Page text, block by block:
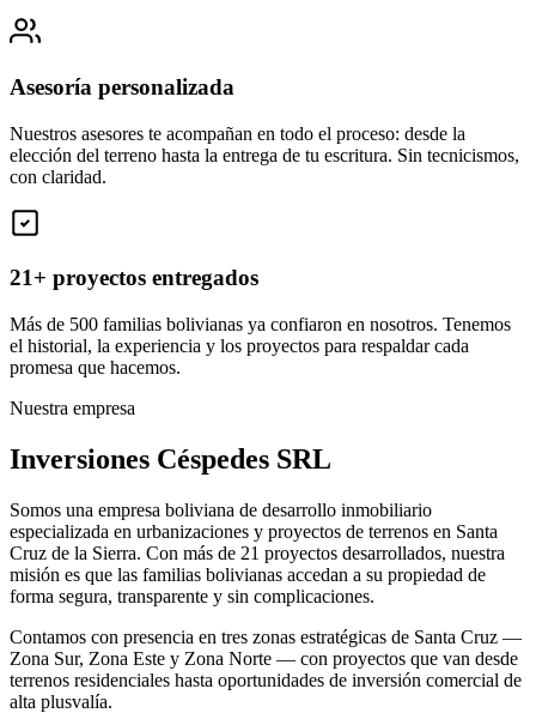
Asesoría personalizada
Nuestros asesores te acompañan en todo el proceso: desde la
elección del terreno hasta la entrega de tu escritura. Sin tecnicismos,
con claridad.
21+ proyectos entregados
Más de 500 familias bolivianas ya confiaron en nosotros. Tenemos
el historial, la experiencia y los proyectos para respaldar cada
promesa que hacemos.
Nuestra empresa
Inversiones Céspedes SRL
Somos una empresa boliviana de desarrollo inmobiliario
especializada en urbanizaciones y proyectos de terrenos en Santa
Cruz de la Sierra. Con más de 21 proyectos desarrollados, nuestra
misión es que las familias bolivianas accedan a su propiedad de
forma segura, transparente y sin complicaciones.
Contamos con presencia en tres zonas estratégicas de Santa Cruz —
Zona Sur, Zona Este y Zona Norte — con proyectos que van desde
terrenos residenciales hasta oportunidades de inversión comercial de
alta plusvalía.